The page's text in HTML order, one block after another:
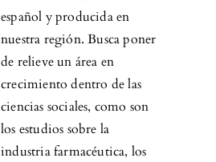
español y producida en
nuestra región. Busca poner
de relieve un área en
crecimiento dentro de las
ciencias sociales, como son
los estudios sobre la
industria farmacéutica, los